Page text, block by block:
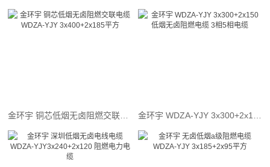
金环宇 铜芯低烟无卤阻燃交联电缆 WDZA-YJY 3x400+2x185平方 金环宇 WDZA-YJY 3x300+2x150低烟无卤阻燃电缆 3相5相电缆